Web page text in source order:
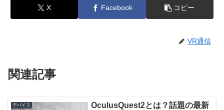
X Facebook コピー
VR通信
関連記事
デバイス
OculusQuest2とは？話題の最新